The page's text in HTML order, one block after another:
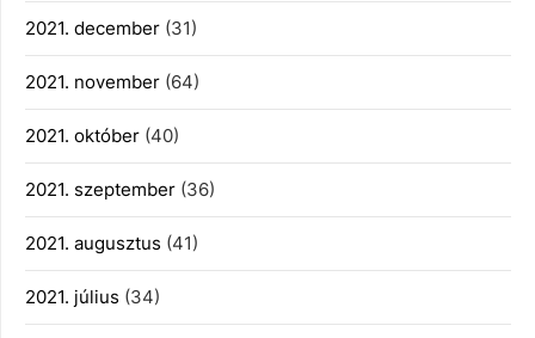
2021. december (31)
2021. november (64)
2021. október (40)
2021. szeptember (36)
2021. augusztus (41)
2021. július (34)